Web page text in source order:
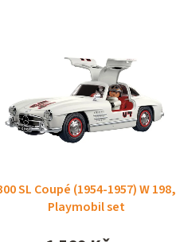
SL Coupé (1954-1957) W 198,
Playmobil set